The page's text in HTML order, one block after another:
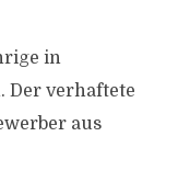
in
Der verhaftete
aus